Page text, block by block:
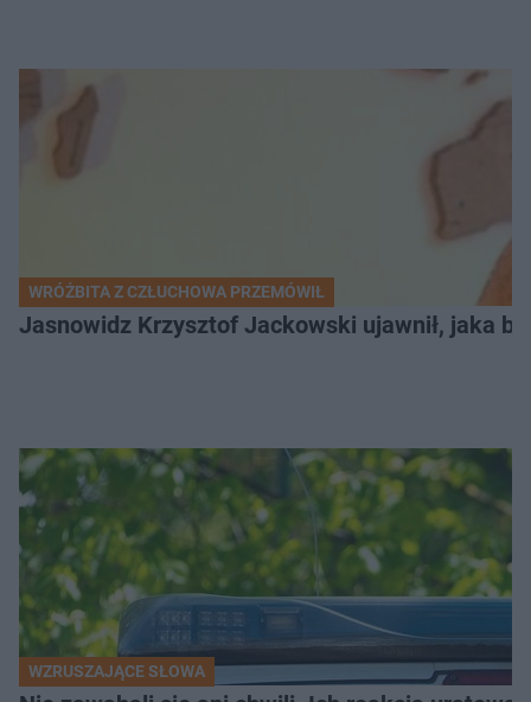
WRÓŻBITA Z CZŁUCHOWA PRZEMÓWIŁ
Jasnowidz Krzysztof Jackowski ujawnił, jaka
WZRUSZAJĄCE SŁOWA